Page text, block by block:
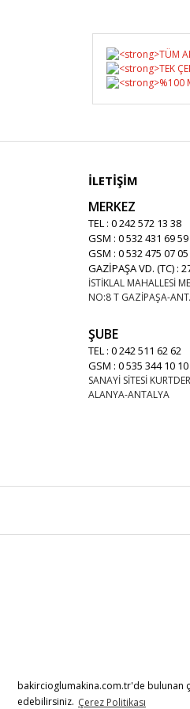
bakircioglumakina.com.tr'de bulunan
edebilirsiniz. Çerez Politikası
İLETİŞİM
MERKEZ
TEL : 0 242 572 13 38
GSM : 0 532 431 69 59
GSM : 0 532 475 07 05
GAZİPAŞA VD. (TC) :
İSTİKLAL MAHALLESİ
NO:8 T GAZİPAŞA-
ŞUBE
TEL : 0 242 511 62 62
GSM : 0 535 344 10 10
SANAYİ SİTESİ
ALANYA-ANTALYA